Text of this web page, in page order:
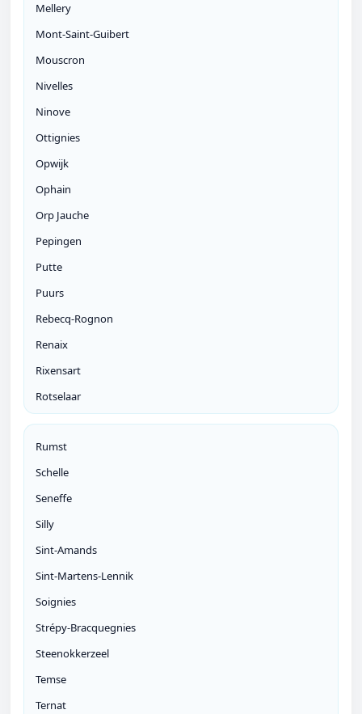
Mellery
Mont-Saint-Guibert
Mouscron
Nivelles
Ninove
Ottignies
Opwijk
Ophain
Orp Jauche
Pepingen
Putte
Puurs
Rebecq-Rognon
Renaix
Rixensart
Rotselaar
Rumst
Schelle
Seneffe
Silly
Sint-Amands
Sint-Martens-Lennik
Soignies
Strépy-Bracquegnies
Steenokkerzeel
Temse
Ternat